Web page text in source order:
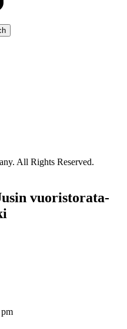
All Rights Reserved.
vuoristorata-